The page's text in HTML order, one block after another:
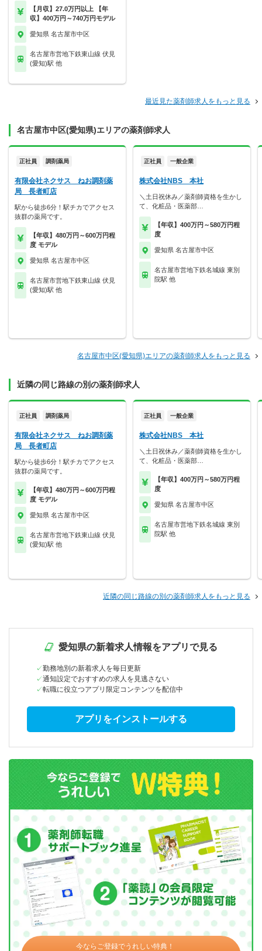
【月収】27.0万円以上 【年
収】400万円～740万円モデル
愛知県 名古屋市中区
名古屋市営地下鉄東山線 伏見
(愛知)駅 他
最近見た薬剤師求人をもっと見る
名古屋市中区(愛知県)エリアの薬剤師求人
正社員 調剤薬局
有限会社ネクサス ねお調剤薬
局 長者町店
駅から徒歩6分！駅チカでアクセス
抜群の薬局です。
【年収】480万円～600万円程
度 モデル
愛知県 名古屋市中区
名古屋市営地下鉄東山線 伏見
(愛知)駅 他
正社員 一般企業
株式会社NBS 本社
＼土日祝休み／薬剤師資格を生かし
て、化粧品・医薬部…
【年収】400万円～580万円程
度
愛知県 名古屋市中区
名古屋市営地下鉄名城線 東別
院駅 他
名古屋市中区(愛知県)エリアの薬剤師求人をもっと見る
近隣の同じ路線の別の薬剤師求人
正社員 調剤薬局
有限会社ネクサス ねお調剤薬
局 長者町店
駅から徒歩6分！駅チカでアクセス
抜群の薬局です。
【年収】480万円～600万円程
度 モデル
愛知県 名古屋市中区
名古屋市営地下鉄東山線 伏見
(愛知)駅 他
正社員 一般企業
株式会社NBS 本社
＼土日祝休み／薬剤師資格を生かし
て、化粧品・医薬部…
【年収】400万円～580万円程
度
愛知県 名古屋市中区
名古屋市営地下鉄名城線 東別
院駅 他
近隣の同じ路線の別の薬剤師求人をもっと見る
愛知県の新着求人情報をアプリで見る
勤務地別の新着求人を毎日更新
通知設定でおすすめの求人を見逃さない
転職に役立つアプリ限定コンテンツを配信中
アプリをインストールする
今ならご登録でうれしい特典！